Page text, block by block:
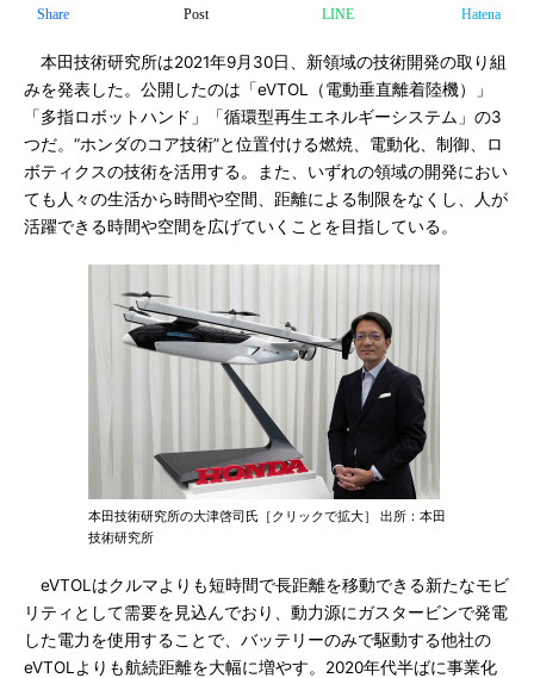
Share Post LINE Hatena
本田技術研究所は2021年9月30日、新領域の技術開発の取り組
みを発表した。公開したのは「eVTOL（電動垂直離着陸機）」
「多指ロボットハンド」「循環型再生エネルギーシステム」の3
つだ。“ホンダのコア技術”と位置付ける燃焼、電動化、制御、ロ
ボティクスの技術を活用する。また、いずれの領域の開発におい
ても人々の生活から時間や空間、距離による制限をなくし、人が
活躍できる時間や空間を広げていくことを目指している。
本田技術研究所の大津啓司氏［クリックで拡大］ 出所：本田
技術研究所
eVTOLはクルマよりも短時間で長距離を移動できる新たなモビ
リティとして需要を見込んでおり、動力源にガスタービンで発電
した電力を使用することで、バッテリーのみで駆動する他社の
eVTOLよりも航続距離を大幅に増やす。2020年代半ばに事業化